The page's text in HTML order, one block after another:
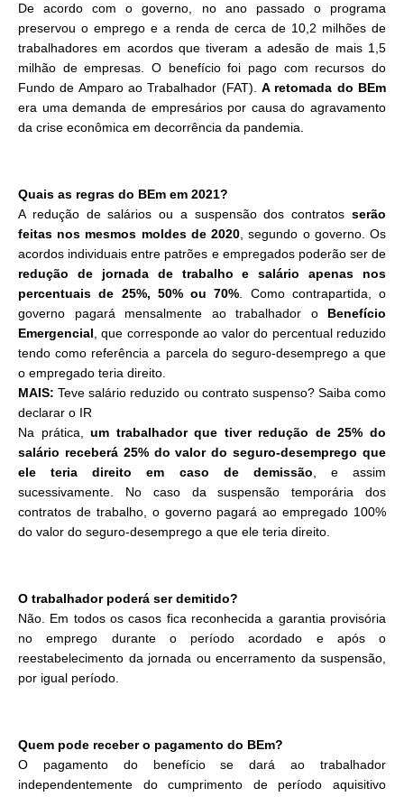
De acordo com o governo, no ano passado o programa
preservou o emprego e a renda de cerca de 10,2 milhões de
trabalhadores em acordos que tiveram a adesão de mais 1,5
milhão de empresas. O benefício foi pago com recursos do
Fundo de Amparo ao Trabalhador (FAT). A retomada do BEm
era uma demanda de empresários por causa do agravamento
da crise econômica em decorrência da pandemia.
Quais as regras do BEm em 2021?
A redução de salários ou a suspensão dos contratos serão
feitas nos mesmos moldes de 2020 , segundo o governo. Os
acordos individuais entre patrões e empregados poderão ser de
redução de jornada de trabalho e salário apenas nos
percentuais de 25%, 50% ou 70% . Como contrapartida, o
governo pagará mensalmente ao trabalhador o Benefício
Emergencial , que corresponde ao valor do percentual reduzido
tendo como referência a parcela do seguro-desemprego a que
o empregado teria direito.
MAIS: Teve salário reduzido ou contrato suspenso? Saiba como
declarar o IR
Na prática,um trabalhador que tiver redução de 25% do
salário receberá 25% do valor do seguro-desemprego que
ele teria direito em caso de demissão , e assim
sucessivamente. No caso da suspensão temporária dos
contratos de trabalho, o governo pagará ao empregado 100%
do valor do seguro-desemprego a que ele teria direito.
O trabalhador poderá ser demitido?
Não. Em todos os casos fica reconhecida a garantia provisória
no emprego durante o período acordado e após o
reestabelecimento da jornada ou encerramento da suspensão,
por igual período.
Quem pode receber o pagamento do BEm?
O pagamento do benefício se dará ao trabalhador
independentemente do cumprimento de período aquisitivo